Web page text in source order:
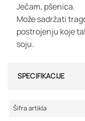
Ječam, pšenica.
Može sadržati
postrojenju koje
soju.
SPECIFIKACIJE
Šifra artikla